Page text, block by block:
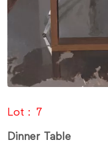
Lot 7
Dinner Table